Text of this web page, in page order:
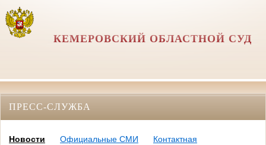
КЕМЕРОВСКИЙ ОБЛАСТНОЙ СУД
ПРЕСС-СЛУЖБА
Новости Официальные СМИ
Контактная